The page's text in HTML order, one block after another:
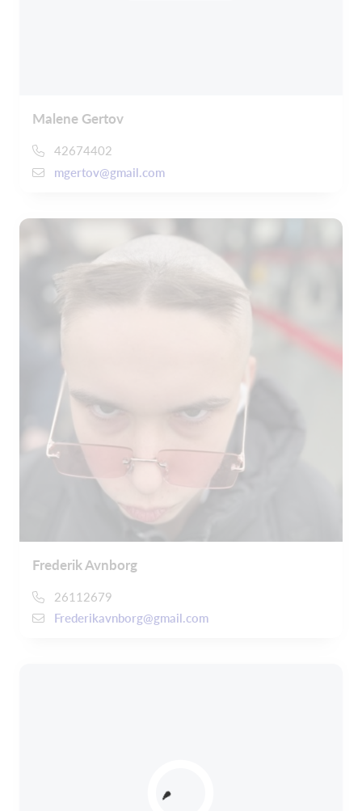
Malene Gertov
42674402
mgertov@gmail.com
Frederik Avnborg
26112679
Frederikavnborg@gmail.com